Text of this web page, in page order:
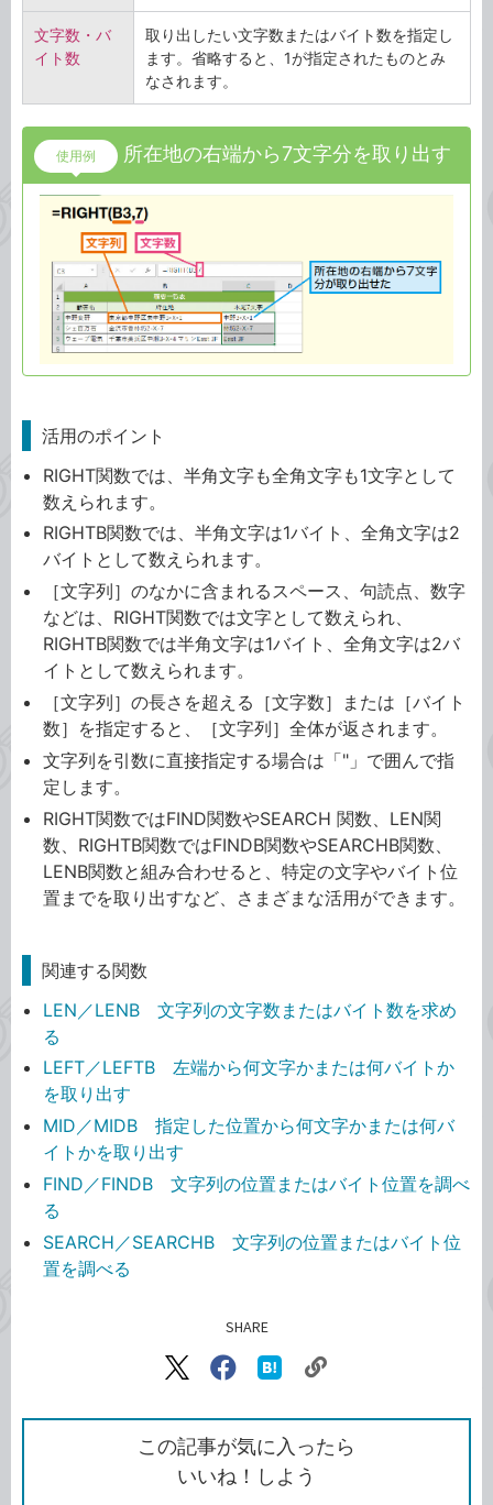
文字数・バ
イト数
取り出したい文字数またはバイト数を指定し
ます。省略すると、1が指定されたものとみ
なされます。
使用例 所在地の右端から7文字分を取り出す
活用のポイント
RIGHT関数では、半角文字も全角文字も1文字として
数えられます。
RIGHTB関数では、半角文字は1バイト、全角文字は2
バイトとして数えられます。
［文字列］のなかに含まれるスペース、句読点、数字
などは、RIGHT関数では文字として数えられ、
RIGHTB関数では半角文字は1バイト、全角文字は2バ
イトとして数えられます。
［文字列］の長さを超える［文字数］または［バイト
数］を指定すると、［文字列］全体が返されます。
文字列を引数に直接指定する場合は「"」で囲んで指
定します。
RIGHT関数ではFIND関数やSEARCH 関数、LEN関
数、RIGHTB関数ではFINDB関数やSEARCHB関数、
LENB関数と組み合わせると、特定の文字やバイト位
置までを取り出すなど、さまざまな活用ができます。
関連する関数
LEN／LENB 文字列の文字数またはバイト数を求め
る
LEFT／LEFTB 左端から何文字かまたは何バイトか
を取り出す
MID／MIDB 指定した位置から何文字かまたは何バ
イトかを取り出す
FIND／FINDB 文字列の位置またはバイト位置を調べ
る
SEARCH／SEARCHB 文字列の位置またはバイト位
置を調べる
SHARE
X（旧
で
シ
ェ
ア
Facebook
シ
ェ
ア
な
ッ
ク
ク
を
コ
この記事が気に入ったら
いいね！しよう